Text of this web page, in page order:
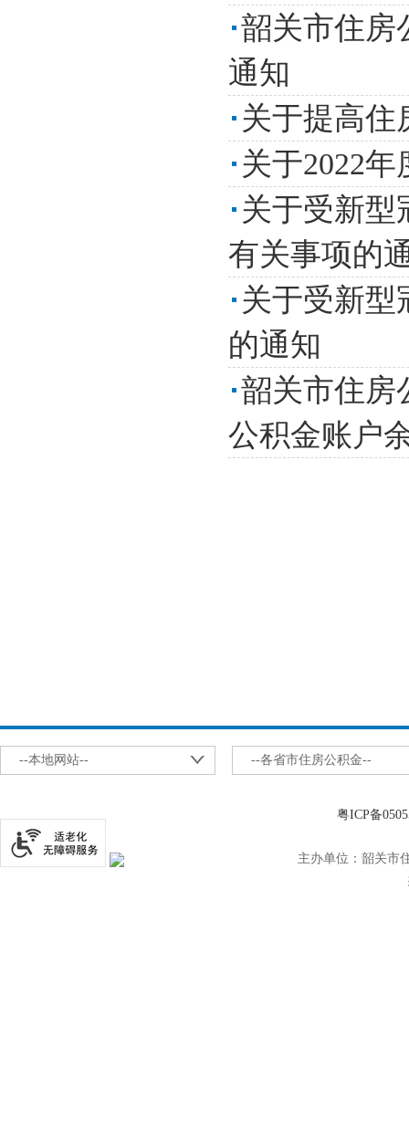
韶关市住房
通知
关于提高住
关于2022
关于受新型
有关事项的
关于受新型
的通知
韶关市住房
公积金账户
--本地网站-- --各省市住房公积金--
粤ICP备
主办单位：韶关市